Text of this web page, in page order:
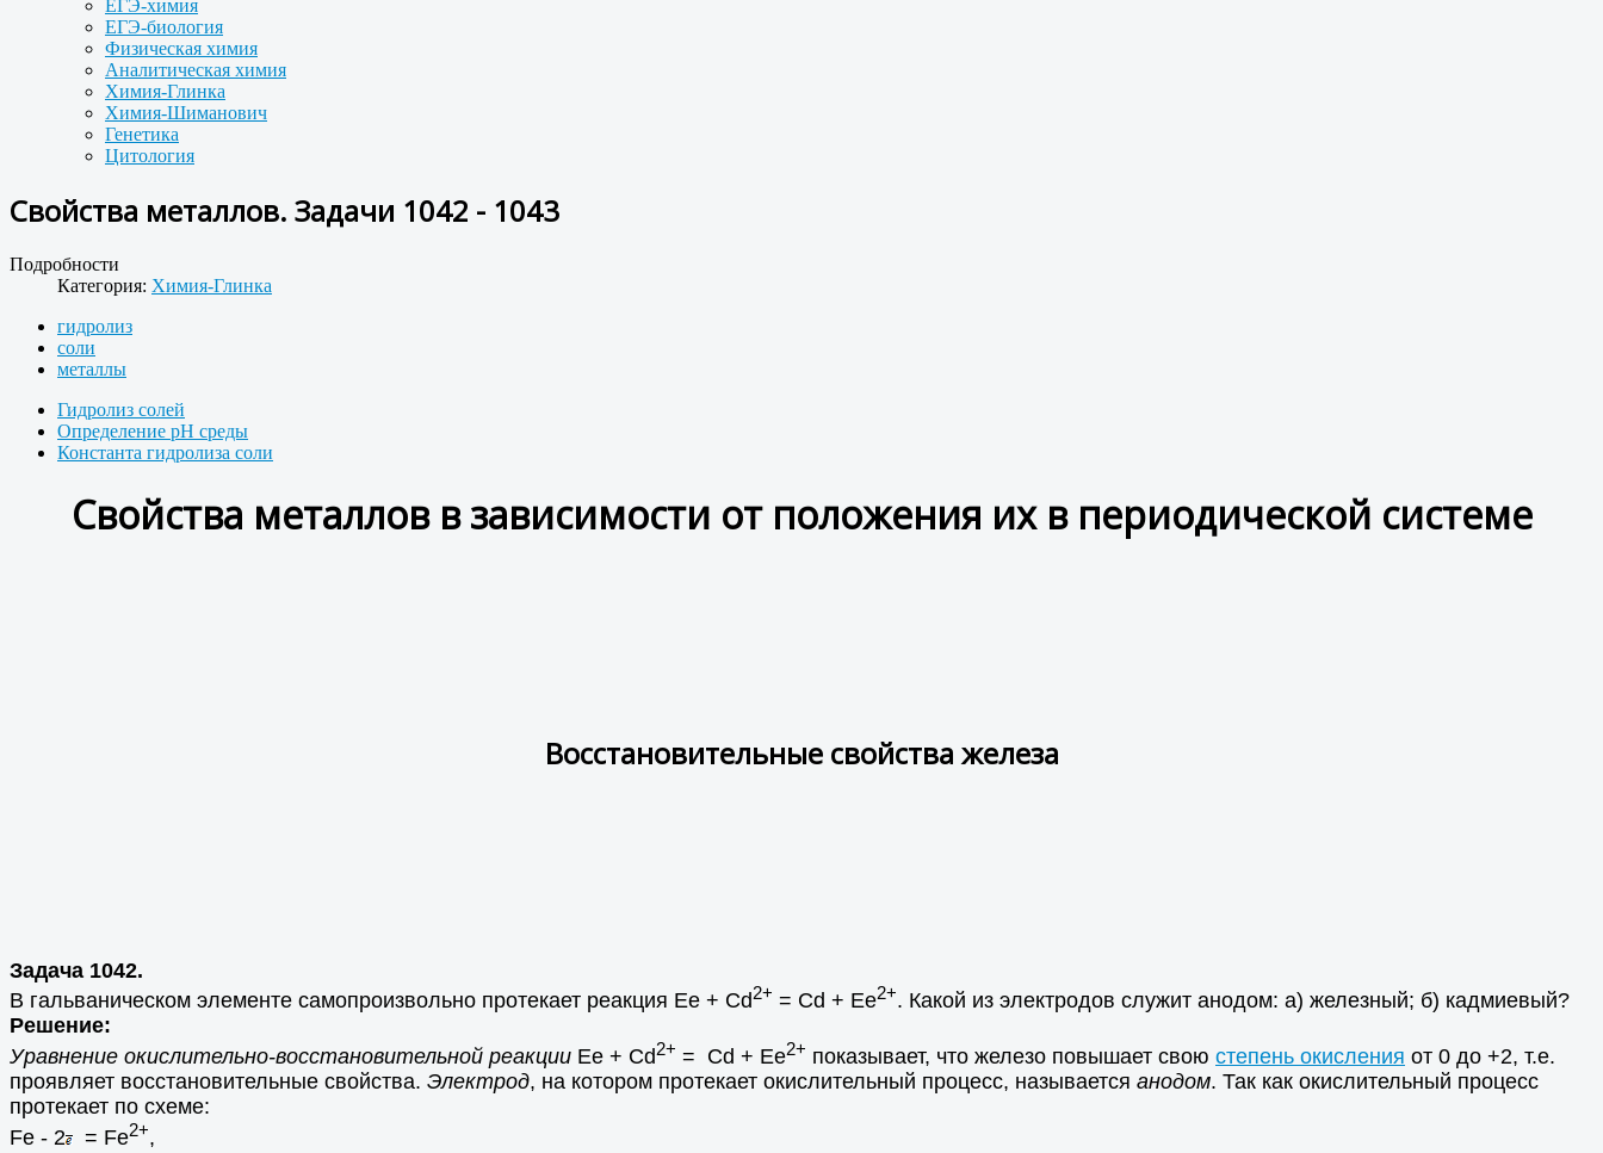
ЕГЭ-химия
ЕГЭ-биология
Физическая химия
Аналитическая химия
Химия-Глинка
Химия-Шиманович
Генетика
Цитология
Свойства металлов. Задачи 1042 - 1043
Подробности
Категория: Химия-Глинка
гидролиз
соли
металлы
Гидролиз солей
Определение рН среды
Константа гидролиза соли
Свойства металлов в зависимости от положения их в периодической системе
Восстановительные свойства железа
Задача 1042.
В гальваническом элементе самопроизвольно протекает реакция Ее + Сd2+ = Сd + Ее2+. Какой из электродов служит анодом: а) железный; б) кадмиевый?
Решение:
Уравнение окислительно-восстановительной реакции Ее + Сd2+ = Сd + Ее2+ показывает, что железо повышает свою степень окисления от 0 до +2, т.е.
проявляет восстановительные свойства. Электрод, на котором протекает окислительный процесс, называется анодом. Так как окислительный процесс
протекает по схеме:
Fe - 2
= Fe2+,